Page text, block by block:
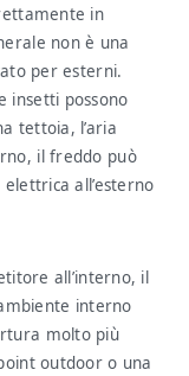
in
non è una
per esterni.
insetti possono
tettoia, l’aria
il freddo può
all’esterno
all’interno, il
interno
molto più
outdoor o una